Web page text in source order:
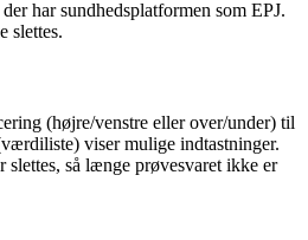
har sundhedsplatformen som EPJ.
slettes.
(højre/venstre eller over/under) til
viser mulige indtastninger.
så længe prøvesvaret ikke er